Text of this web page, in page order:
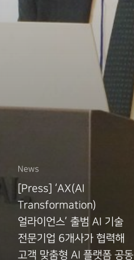
News
[Press] ‘AX(AI
Transformation)
얼라이언스’ 출범 AI 기술
전문기업 6개사가 협력해
고객 맞춤형 AI 플랫폼 공동